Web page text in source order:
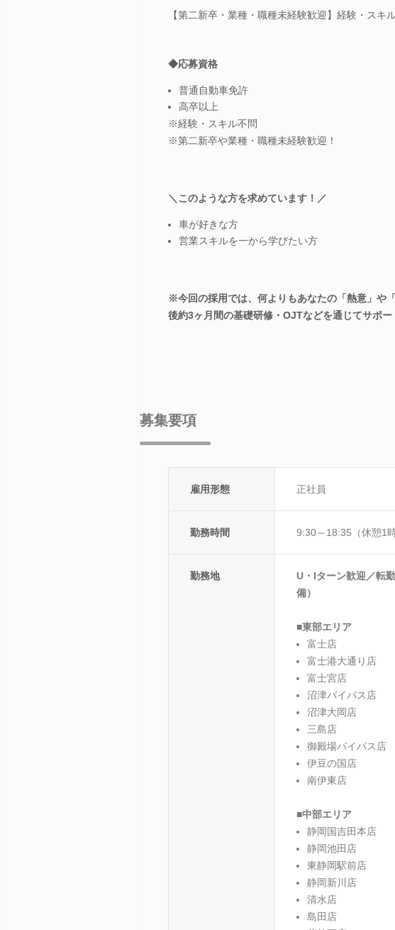
【第二新卒・業種・職種未経験歓迎】経験・ス
◆応募資格
普通自動車免許
高卒以上
※経験・スキル不問
※第二新卒や業種・職種未経験歓迎！
＼このような方を求めています！／
車が好きな方
営業スキルを一から学びたい方
※今回の採用では、何よりもあなたの「熱意」や
後約3ヶ月間の基礎研修・OJTなどを通じてサポ
募集要項
雇用形態 正社員
勤務時間 9:30～18:35（休憩1
勤務地
U・Iターン歓迎／転
備）
■東部エリア
富士店
富士港大通り店
富士宮店
沼津バイパス店
沼津大岡店
三島店
御殿場バイパス店
伊豆の国店
南伊東店
■中部エリア
静岡国吉田本店
静岡池田店
東静岡駅前店
静岡新川店
清水店
島田店